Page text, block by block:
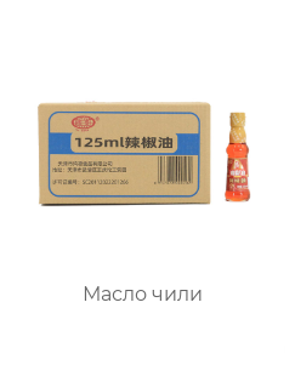
Масло чили